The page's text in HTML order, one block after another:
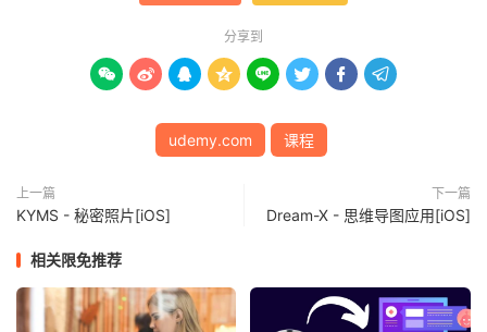
分享到
       
udemy.com 课程
上一篇
KYMS - 秘密照片[iOS]
下一篇
Dream-X - 思维导图应用[iOS]
相关限免推荐